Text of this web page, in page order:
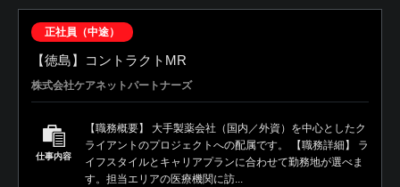
正社員（中途）
【徳島】コントラクトMR
株式会社ケアネットパートナーズ
仕事内容
【職務概要】 大手製薬会社（国内／外資）を中心としたク
ライアントのプロジェクトへの配属です。 【職務詳細】 ラ
イフスタイルとキャリアプランに合わせて勤務地が選べま
す。担当エリアの医療機関に訪...